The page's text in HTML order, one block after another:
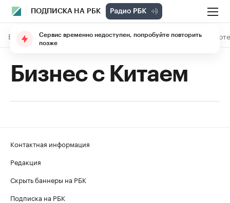
ПОДПИСКА НА РБК
В подписке Материалы Лекции The Economist
Бизнес с Китаем
Контактная информация
Редакция
Скрыть баннеры на РБК
Подписка на РБК
Сервис временно недоступен, попробуйте повторить
позже